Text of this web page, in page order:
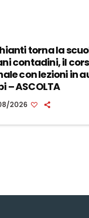
torna la
contadini, il
con lezioni in
– ASCOLTA
2026